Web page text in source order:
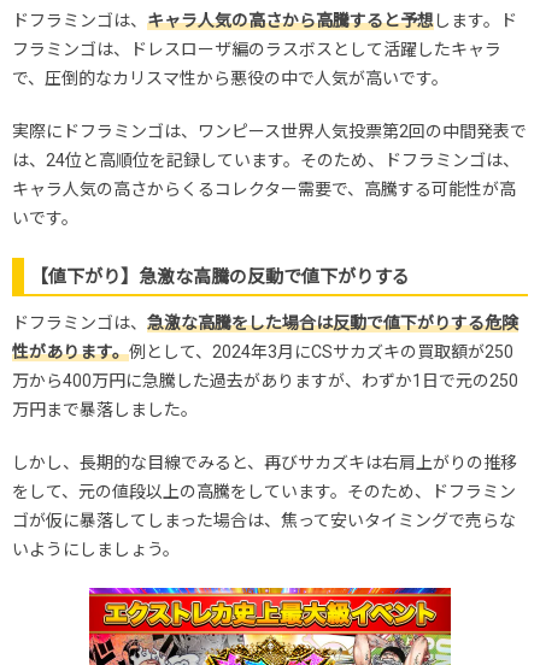
ドフラミンゴは、 キャラ人気の高さから高騰すると予想します。ド
フラミンゴは、ドレスローザ編のラスボスとして活躍したキャラ
で、圧倒的なカリスマ性から悪役の中で人気が高いです。
実際にドフラミンゴは、ワンピース世界人気投票第2回の中間発表で
は、24位と高順位を記録しています。そのため、ドフラミンゴは、
キャラ人気の高さからくるコレクター需要で、高騰する可能性が高
いです。
【値下がり】急激な高騰の反動で値下がりする
ドフラミンゴは、 急激な高騰をした場合は反動で値下がりする危険
性があります。例として、2024年3月にCSサカズキの買取額が250
万から400万円に急騰した過去がありますが、わずか1日で元の250
万円まで暴落しました。
しかし、長期的な目線でみると、再びサカズキは右肩上がりの推移
をして、元の値段以上の高騰をしています。そのため、ドフラミン
ゴが仮に暴落してしまった場合は、焦って安いタイミングで売らな
いようにしましょう。